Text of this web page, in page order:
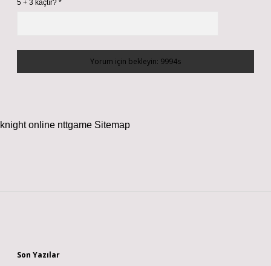
5 + 3 kaçtır? *
knight online nttgame Sitemap
Son Yazılar